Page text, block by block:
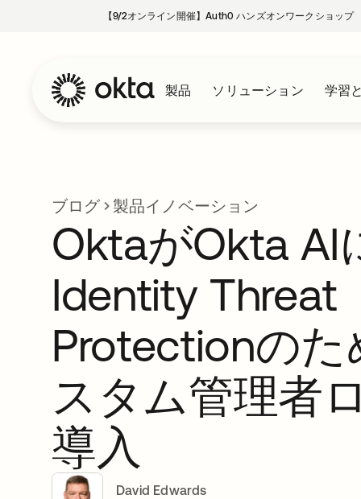
【9/2オンライン開催】Auth0 ハンズオンワークショップ
製品 ソリューション 学習
ブログ 製品イノベーション
OktaがOkta AI
Identity Threat
Protectionのた
スタム管理者
導入
David Edwards